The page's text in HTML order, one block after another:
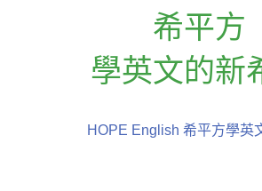
希平方
學英文的新
HOPE English 希平方學英